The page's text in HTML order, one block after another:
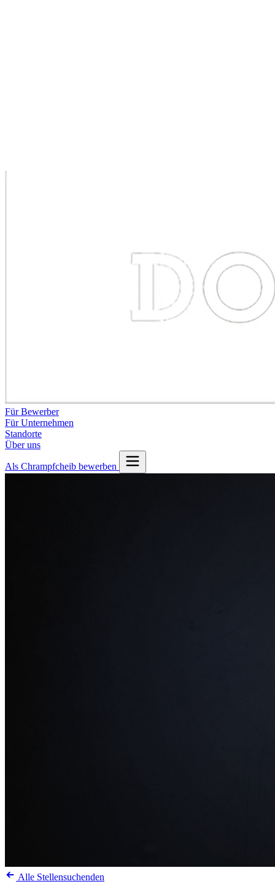
Für Bewerber
Für Unternehmen
Standorte
Über uns
Als Chrampfcheib bewerben
Alle Stellensuchenden